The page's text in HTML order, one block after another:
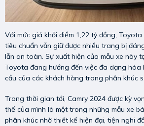
Với mức giá khởi điểm 1,22 tỷ đồng, Toyota
tiêu chuẩn vẫn giữ được nhiều trang bị
lẫn an toàn. Sự xuất hiện của mẫu xe này
Toyota đang hướng đến việc đa dạng hóa
cầu của các khách hàng trong phân khúc
Trong thời gian tới, Camry 2024 được kỳ
thế của mình là một trong những mẫu xe
phân khúc nhờ thiết kế hiện đại, tiện nghi